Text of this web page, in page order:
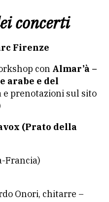
concerti
Firenze
con Almar’à –
arabe e del
e prenotazioni sul sito
(Prato della
Francia)
Onori, chitarre –